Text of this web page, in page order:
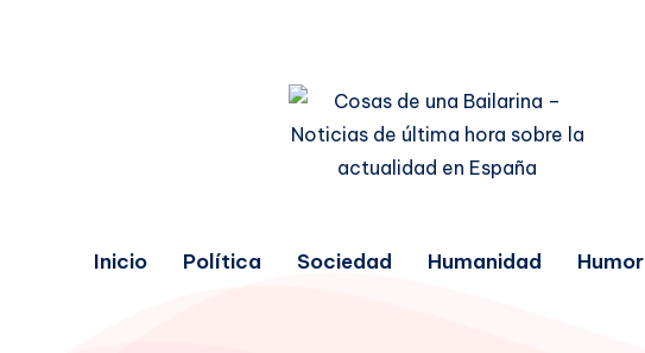
Inicio Política Sociedad Humanidad Humor